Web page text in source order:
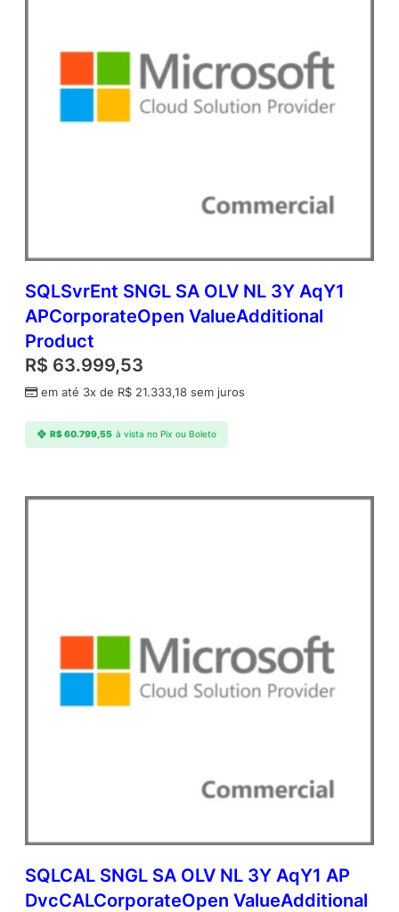
SQLSvrEnt SNGL SA OLV NL 3Y AqY1
APCorporateOpen ValueAdditional
Product
R$ 63.999,53
em até 3x de R$ 21.333,18 sem juros
R$60.799,55 à vista no Pix ou Boleto
SQLCAL SNGL SA OLV NL 3Y AqY1 AP
DvcCALCorporateOpen ValueAdditional